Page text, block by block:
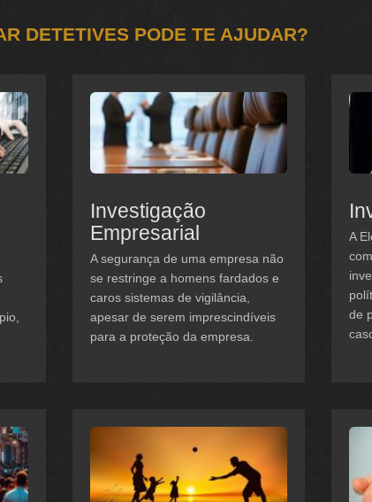
DETETIVES PODE TE AJUDAR?
Investigação
Empresarial
A segurança de uma empresa não
se restringe a homens fardados e
caros sistemas de vigilância,
apesar de serem imprescindíveis
para a proteção da empresa.
A
de